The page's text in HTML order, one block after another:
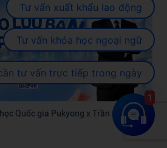
Quốc gia Pukyong x Trần Quang
Tư vấn xuất khẩu lao động
Tư vấn khóa học ngoại ngữ
tư vấn trực tiếp trong ngày
1